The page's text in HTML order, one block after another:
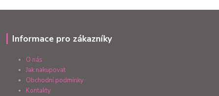
Informace pro zákazníky
O nás
Jak nakupovat
Obchodní podmínky
Kontakty